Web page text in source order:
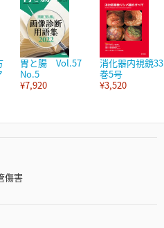
胃と腸 Vol.57
No.5
¥7,920
消化器内視鏡33
巻5号
¥3,520
傷害